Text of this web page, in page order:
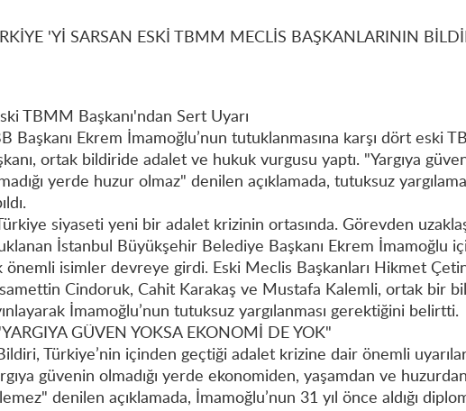
'Yİ SARSAN ESKİ TBMM MECLİS BAŞKANLARININ
TBMM Başkanı'ndan Sert Uyarı
Başkanı Ekrem İmamoğlu’nun tutuklanmasına karşı dört eski
ortak bildiride adalet ve hukuk vurgusu yaptı. "Yargıya
yerde huzur olmaz" denilen açıklamada, tutuksuz yargılama
siyaseti yeni bir adalet krizinin ortasında. Görevden
İstanbul Büyükşehir Belediye Başkanı Ekrem İmamoğlu
önemli isimler devreye girdi. Eski Meclis Başkanları Hikmet
Cindoruk, Cahit Karakaş ve Mustafa Kalemli, ortak bir
İmamoğlu’nun tutuksuz yargılanması gerektiğini belirtti.
GÜVEN YOKSA EKONOMİ DE YOK"
Türkiye’nin içinden geçtiği adalet krizine dair önemli
güvenin olmadığı yerde ekonomiden, yaşamdan ve
denilen açıklamada, İmamoğlu’nun 31 yıl önce aldığı